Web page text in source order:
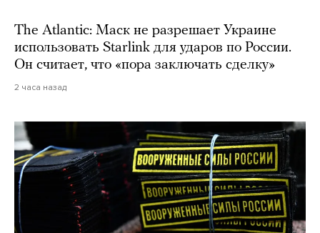
The Atlantic: Маск не разрешает Украине
использовать Starlink для ударов по России.
Он считает, что «пора заключать сделку»
2 часа назад